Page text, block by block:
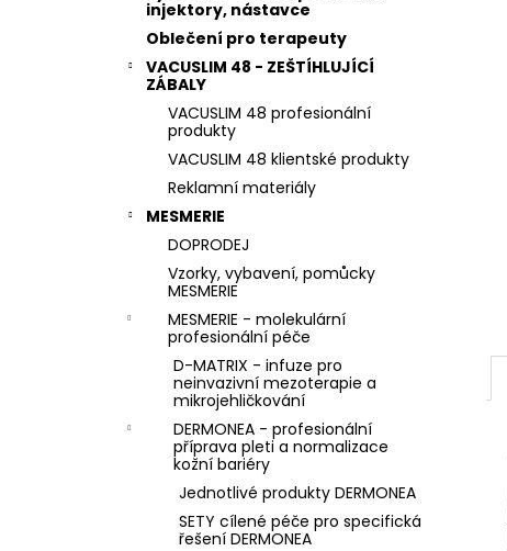
injektory, nástavce
Oblečení pro terapeuty
VACUSLIM 48 - ZEŠTÍHLUJÍCÍ
ZÁBALY
VACUSLIM 48 profesionální
produkty
VACUSLIM 48 klientské produkty
Reklamní materiály
MESMERIE
DOPRODEJ
Vzorky, vybavení, pomůcky
MESMERIE
MESMERIE - molekulární
profesionální péče
D-MATRIX - infuze pro
neinvazivní mezoterapie a
mikrojehličkování
DERMONEA - profesionální
příprava pleti a normalizace
kožní bariéry
Jednotlivé produkty DERMONEA
SETY cílené péče pro specifická
řešení DERMONEA
DERMALIGHTPEN A DERMAQUATRO 36
JEHLIČEK